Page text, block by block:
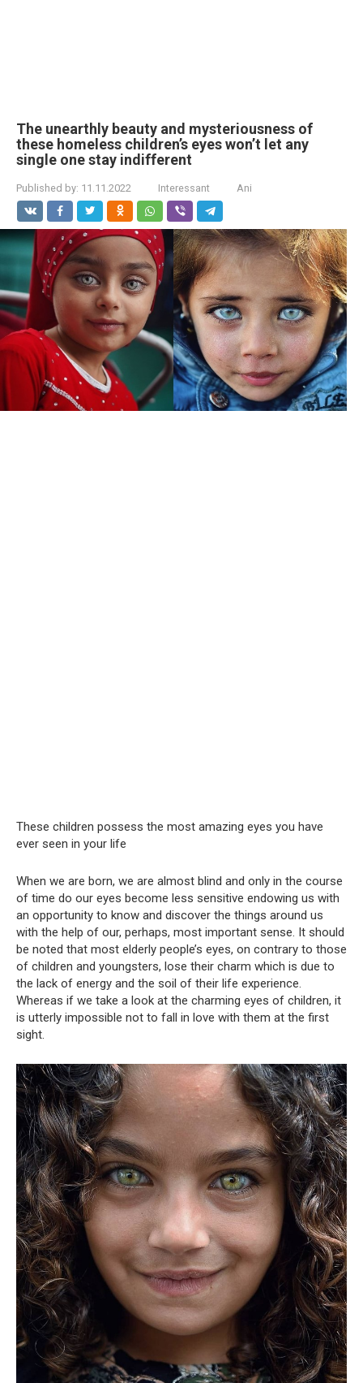
The unearthly beauty and mysteriousness of
these homeless children’s eyes won’t let any
single one stay indifferent
Published by: 11.11.2022 Interessant Ani
These children possess the most amazing eyes you have
ever seen in your life
When we are born, we are almost blind and only in the course
of time do our eyes become less sensitive endowing us with
an opportunity to know and discover the things around us
with the help of our, perhaps, most important sense. It should
be noted that most elderly people’s eyes, on contrary to those
of children and youngsters, lose their charm which is due to
the lack of energy and the soil of their life experience.
Whereas if we take a look at the charming eyes of children, it
is utterly impossible not to fall in love with them at the first
sight.